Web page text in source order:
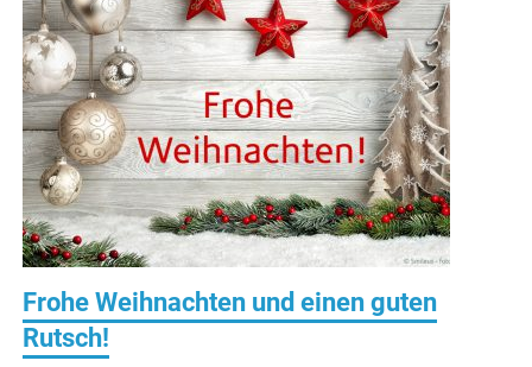
Frohe Weihnachten und einen guten
Rutsch!